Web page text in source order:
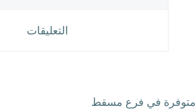
التعليقات
متوفرة في فرع مسقط